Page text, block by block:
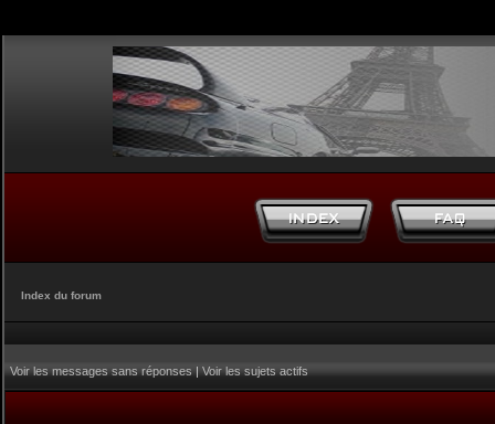
Index du forum
Voir les messages sans réponses|Voir les sujets actifs